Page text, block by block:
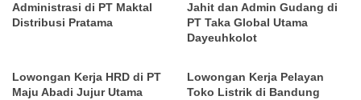
Administrasi di PT Maktal
Distribusi Pratama
Jahit dan Admin Gudang di
PT Taka Global Utama
Dayeuhkolot
Lowongan Kerja HRD di PT
Maju Abadi Jujur Utama
Lowongan Kerja Pelayan
Toko Listrik di Bandung